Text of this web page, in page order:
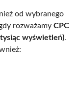
od wybranego
rozważamy CPC
wyświetleń).